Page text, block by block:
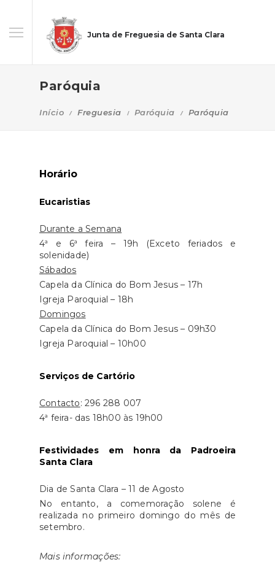
Junta de Freguesia de Santa Clara
Paróquia
Início Freguesia Paróquia Paróquia
Horário
Eucaristias
Durante a Semana
4ª e 6ª feira – 19h (Exceto feriados e
solenidade)
Sábados
Capela da Clínica do Bom Jesus – 17h
Igreja Paroquial – 18h
Domingos
Capela da Clínica do Bom Jesus – 09h30
Igreja Paroquial – 10h00
Serviços de Cartório
Contacto: 296 288 007
4ª feira- das 18h00 às 19h00
Festividades em honra da Padroeira
Santa Clara
Dia de Santa Clara – 11 de Agosto
No entanto, a comemoração solene é
realizada no primeiro domingo do mês de
setembro.
Mais informações: